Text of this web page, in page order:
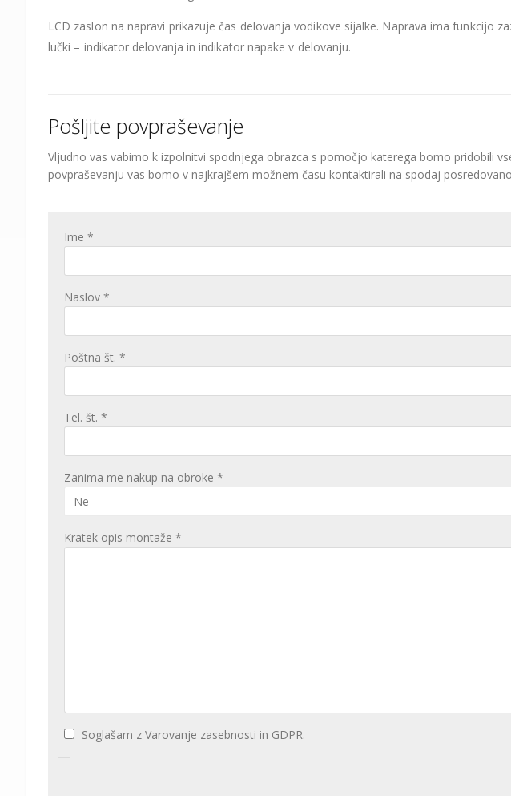
LCD zaslon na napravi prikazuje čas delovanja vodikove sijalke. Naprava ima funkcijo
lučki – indikator delovanja in indikator napake v delovanju.
Pošljite povpraševanje
Vljudno vas vabimo k izpolnitvi spodnjega obrazca s pomočjo katerega bomo pridobili
povpraševanju vas bomo v najkrajšem možnem času kontaktirali na spodaj
Ime *
Naslov *
Poštna št. *
Tel. št. *
Zanima me nakup na obroke *
Kratek opis montaže *
Soglašam z Varovanje zasebnosti in GDPR.